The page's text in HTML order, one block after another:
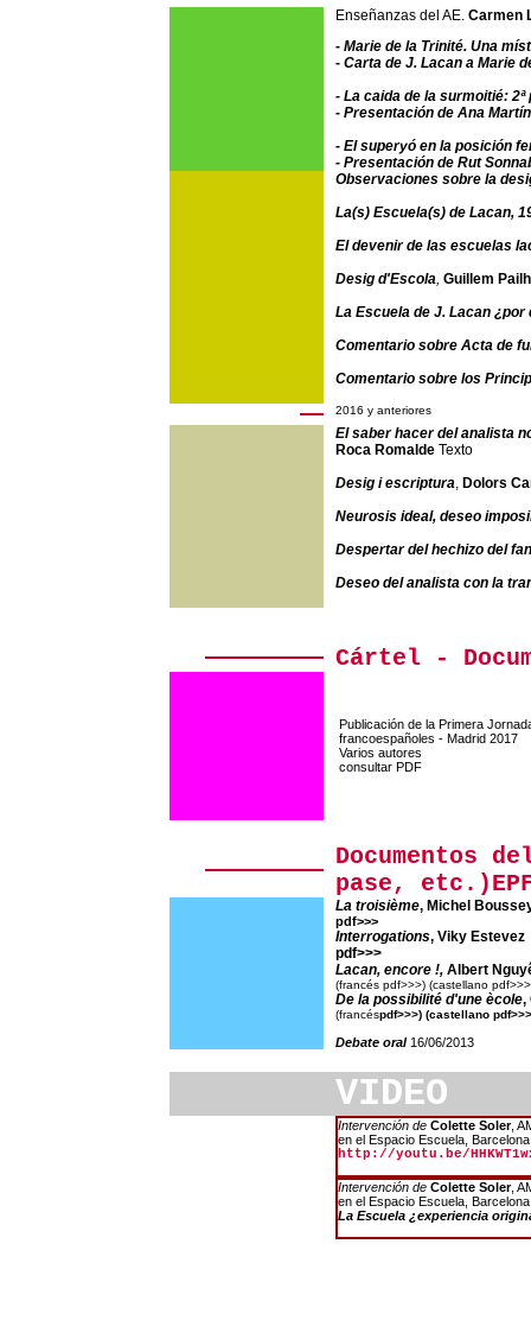
Enseñanzas del AE. Carmen
- Marie de la Trinité. Una
- Carta de J. Lacan a Marie
- La caida de la surmoitié: 2ª
- Presentación de Ana
- El superyó en la posición
- Presentación de Rut
Observaciones sobre la
La(s) Escuela(s) de Lacan,
El devenir de las escuelas
Desig d'Escola, Guillem
La Escuela de J. Lacan ¿por
Comentario sobre Acta de
Comentario sobre los
2016 y anteriores
El saber hacer del analista
Roca Romalde Texto
Desig i escriptura, Dolors
Neurosis ideal, deseo
Despertar del hechizo del
Deseo del analista con la
Cártel -
Publicación de la Primera
francoespañoles - Madrid 2017
Varios autores
consultar PDF
Documentos
pase,
La troisième, Michel
pdf>>>
Interrogations, Viky Estevez
pdf>>>
Lacan, encore !, Albert
(francés pdf>>>) (castellano
De la possibilité d'une ècole,
(francéspdf>>>) (castellano pdf>>>
Debate oral16/06/2013
VIDEO
Intervención de Colette Soler,
en el Espacio Escuela,
http://youtu.be/
Intervención de Colette Soler,
en el Espacio Escuela,
La Escuela ¿experiencia